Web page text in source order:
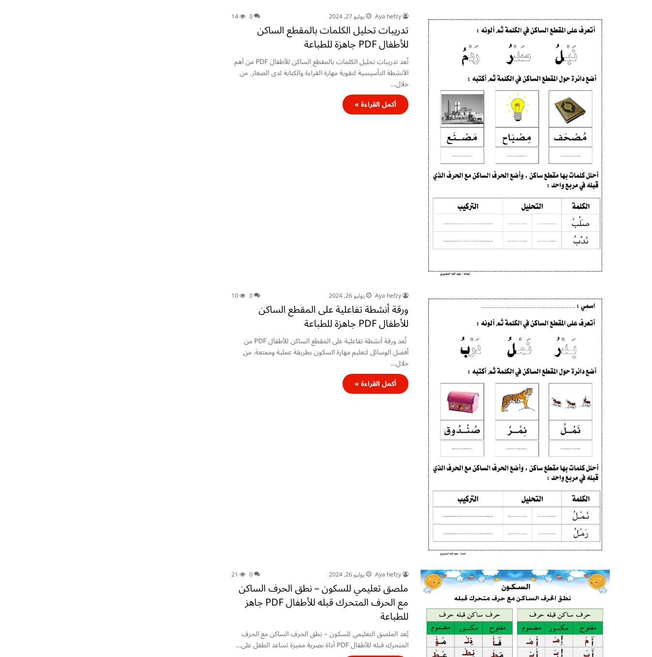
Aya hefzy يوليو 27, 2024 0
14
تدريبات تحليل الكلمات بالمقطع الساكن
للأطفال PDF جاهزة للطباعة
تُعد تدريبات تحليل الكلمات بالمقطع الساكن للأطفال PDF من أهم
الأنشطة التأسيسية لتقوية مهارة القراءة والكتابة لدى الصغار. من
خلال…
أكمل القراءة »
Aya hefzy يوليو 26, 2024 0
10
ورقة أنشطة تفاعلية على المقطع الساكن
للأطفال PDF جاهزة للطباعة
تُعد ورقة أنشطة تفاعلية على المقطع الساكن للأطفال PDF من
أفضل الوسائل لتعليم مهارة السكون بطريقة عملية وممتعة. من
خلال…
أكمل القراءة »
Aya hefzy يوليو 26, 2024 0
21
ملصق تعليمي للسكون – نطق الحرف الساكن
مع الحرف المتحرك قبله للأطفال PDF جاهز
للطباعة
يُعد الملصق التعليمي للسكون – نطق الحرف الساكن مع الحرف
المتحرك قبله للأطفال PDF أداة بصرية مميزة تساعد الطفل على…